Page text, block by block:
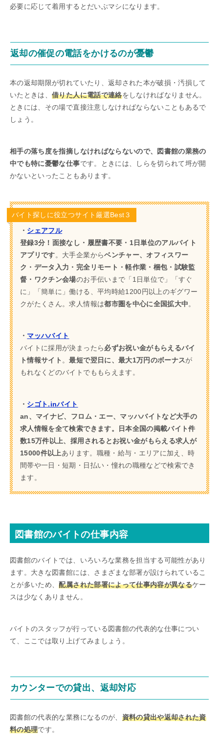
必要に応じて着用するとだいぶマシになります。
返却の催促の電話をかけるのが憂鬱
本の返却期限が切れていたり、返却された本が破損・汚損して
いたときは、借りた人に電話で連絡をしなければなりません。
ときには、その場で直接注意しなければならないこともあるで
しょう。
相手の落ち度を指摘しなければならないので、図書館の業務の
中でも特に憂鬱な仕事です。ときには、しらを切られて埒が開
かないといったこともあります。
バイト探しに役立つサイト厳選Best３
・ シェアフル
登録3分！面接なし・履歴書不要・1日単位のアルバイト
アプリです。大手企業からベンチャー、オフィスワー
ク・データ入力・完全リモート・軽作業・梱包・試験監
督・ワクチン会場のお手伝いまで「1日単位で」「すぐ
に」「簡単に」働ける、平均時給1200円以上のギグワー
クがたくさん。求人情報は都市圏を中心に全国拡大中。
・ マッハバイト
バイトに採用が決まったら必ずお祝い金がもらえるバイ
ト情報サイト 。最短で翌日に、最大1万円のボーナスが
もれなくどのバイトでももらえます。
・ シゴト.inバイト
an、マイナビ、フロム・エー、マッハバイトなど大手の
求人情報を全て検索できます。日本全国の掲載バイト件
数15万件以上、採用されるとお祝い金がもらえる求人が
15000件以上あります。職種・給与・エリアに加え、時
間帯や一日・短期・日払い・憧れの職種などで検索でき
ます。
図書館のバイトの仕事内容
図書館のバイトでは、いろいろな業務を担当する可能性があり
ます。大きな図書館には、さまざまな部署が設けられているこ
とが多いため、配属された部署によって仕事内容が異なるケー
スは少なくありません。
バイトのスタッフが行っている図書館の代表的な仕事につい
て、ここでは取り上げてみましょう。
カウンターでの貸出、返却対応
図書館の代表的な業務になるのが、 資料の貸出や返却された資
料の処理です。